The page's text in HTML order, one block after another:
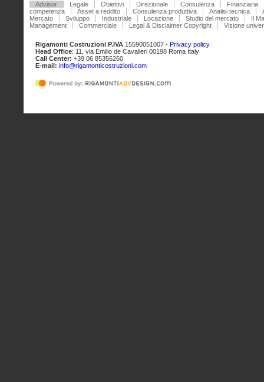
Advisor Legale Obiettivi Direzionale Consulenza
Finanziaria
competenza
Asset a reddito Consulenza produttiva Analisi tecnica
Mercato
Sviluppo Industriale Locazione Studio del mercato
Il
Management
Commerciale Legal & Disclaimer Copyright Visione
Rigamonti Costruzioni P.IVA 15590051007 - Privacy policy
Head Office: 11, via Emilio de Cavalieri 00198 Roma Italy
Call Center: +39 06 85356260
E-mail: info@rigamonticostruzioni.com